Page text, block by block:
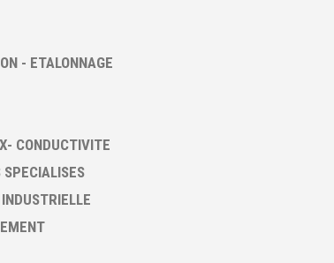
- ETALONNAGE
CONDUCTIVITE
SPECIALISES